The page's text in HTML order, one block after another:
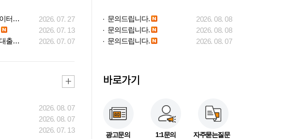
소상공인 신용점수 낮아도 '매출·성장성 데이터..
2026. 07. 27
2026. 07. 13
아파트 입주 문제없나… 은행, 하반기 잔금대출..
2026. 07. 07
2026. 08. 07
2026. 08. 07
2026. 07. 13
문의드립니다.
2026. 08. 08
문의드립니다.
2026. 08. 08
문의드립니다.
2026. 08. 07
바로가기
광고문의 1:1문의 자주묻는질문